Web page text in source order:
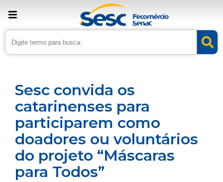
› Home › Noticias
Sesc convida os
catarinenses para
participarem como
doadores ou voluntários
do projeto “Máscaras
para Todos”